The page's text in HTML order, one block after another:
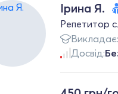
Ірина Я.
Репетитор
Викладає:
Досвід: